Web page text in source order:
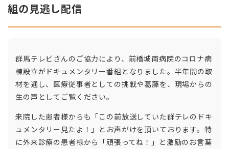
組の見逃し配信
群馬テレビさんのご協力により、前橋城南病院のコロナ病
棟設立がドキュメンタリー番組となりました。半年間の取
材を通し、医療従事者としての挑戦や葛藤を、現場からの
生の声としてご覧ください。
来院した患者様からも「この前放送していた群テレのドキ
ュメンタリー見たよ！」とお声がけを頂いております。特
に外来診療の患者様から「頑張ってね！」と激励のお言葉